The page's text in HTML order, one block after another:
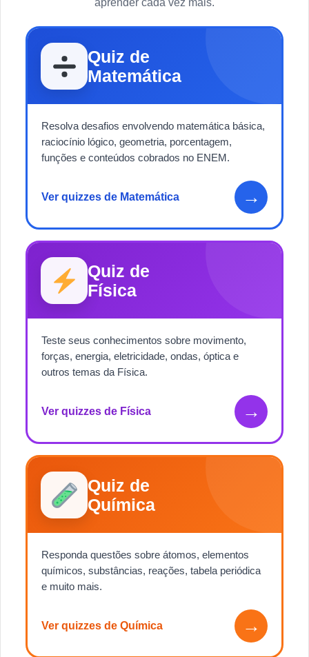
aprender cada vez mais.
Quiz de
Matemática
Resolva desafios envolvendo matemática básica,
raciocínio lógico, geometria, porcentagem,
funções e conteúdos cobrados no ENEM.
Ver quizzes de Matemática →
Quiz de
Física
Teste seus conhecimentos sobre movimento,
forças, energia, eletricidade, ondas, óptica e
outros temas da Física.
Ver quizzes de Física →
Quiz de
Química
Responda questões sobre átomos, elementos
químicos, substâncias, reações, tabela periódica
e muito mais.
Ver quizzes de Química →